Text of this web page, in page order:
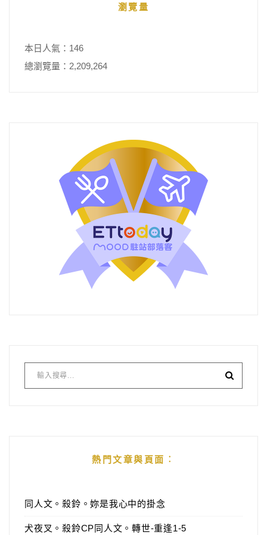
瀏覽量
本日人氣：146
總瀏覽量：2,209,264
熱門文章與頁面︰
同人文。殺鈴。妳是我心中的掛念
犬夜叉。殺鈴CP同人文。轉世-重逢1-5